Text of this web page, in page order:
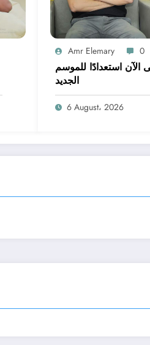
Amr Elemary 0
الآن استعدادًا للموسم
الجديد
6 August، 2026